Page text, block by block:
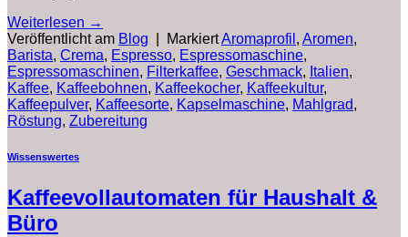
Weiterlesen →
Veröffentlicht am Blog MarkiertAromaprofil , Aromen,
Barista, Crema, Espresso, Espressomaschine,
Espressomaschinen, Filterkaffee, Geschmack, Italien,
Kaffee, Kaffeebohnen, Kaffeekocher, Kaffeekultur,
Kaffeepulver, Kaffeesorte, Kapselmaschine, Mahlgrad,
Röstung, Zubereitung
Wissenswertes
Kaffeevollautomaten für Haushalt &
Büro